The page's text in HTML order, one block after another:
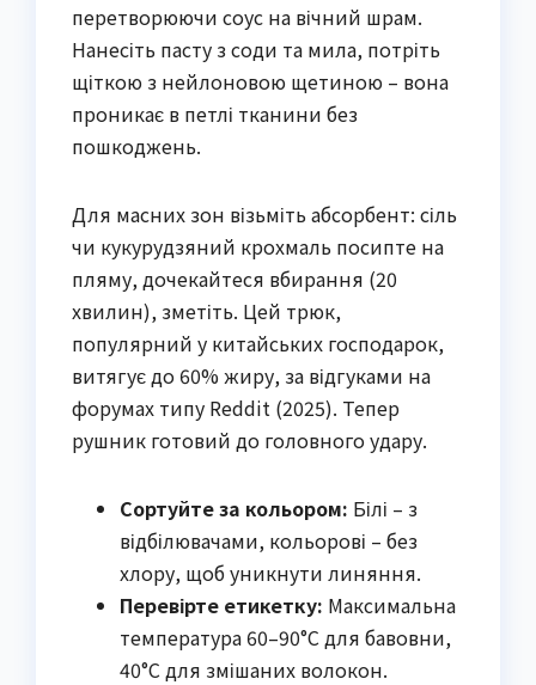
перетворюючи соус на вічний шрам.
Нанесіть пасту з соди та мила, потріть
щіткою з нейлоновою щетиною – вона
проникає в петлі тканини без
пошкоджень.
Для масних зон візьміть абсорбент: сіль
чи кукурудзяний крохмаль посипте на
пляму, дочекайтеся вбирання (20
хвилин), зметіть. Цей трюк,
популярний у китайських господарок,
витягує до 60% жиру, за відгуками на
форумах типу Reddit (2025). Тепер
рушник готовий до головного удару.
Сортуйте за кольором: Білі – з
відбілювачами, кольорові – без
хлору, щоб уникнути линяння.
Перевірте етикетку: Максимальна
температура 60–90°C для бавовни,
40°C для змішаних волокон.